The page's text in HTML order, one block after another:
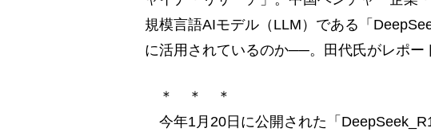
規模言語AIモデル（LLM）である「
に活用されているのか──。田代氏がレポー
＊ ＊ ＊
今年1月20日に公開された「